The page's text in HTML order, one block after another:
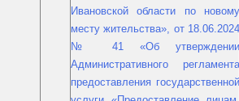
Ивановской области по новому
месту жительства», от 18.06.2024
№ 41 «Об утверждении
Административного регламента
предоставления государственной